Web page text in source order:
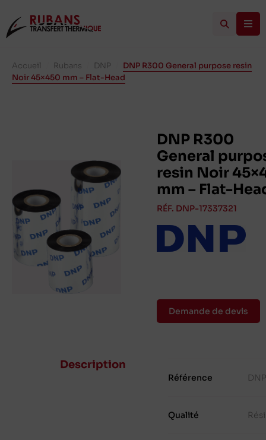
Accueil Rubans DNP
DNP R300 General purpose resin
Noir 45×450 mm – Flat-Head
DNP R300
General
resin Noir
mm – Flat-
RÉF. DNP-17337321
Demande de devis
Description
Référence
Qualité